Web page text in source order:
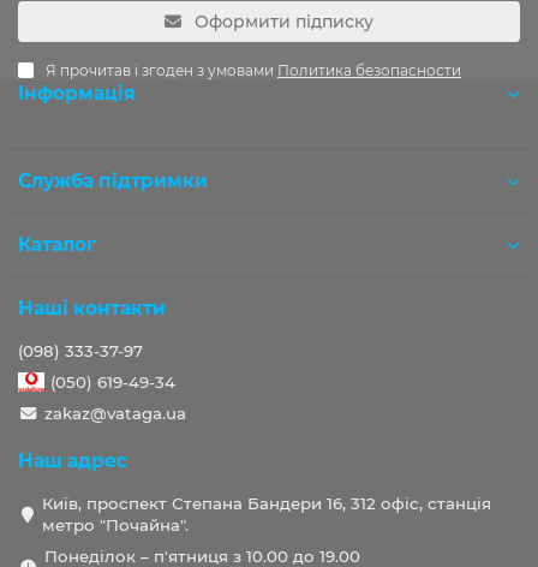
Оформити підписку
Я прочитав і згоден з умовами Политика безопасности
Інформація
Служба підтримки
Каталог
Наші контакти
(098) 333-37-97
(050) 619-49-34
zakaz@vataga.ua
Наш адрес
Київ, проспект Степана Бандери 16, 312 офіс, станція
метро "Почайна".
Понеділок – п'ятниця з 10.00 до 19.00